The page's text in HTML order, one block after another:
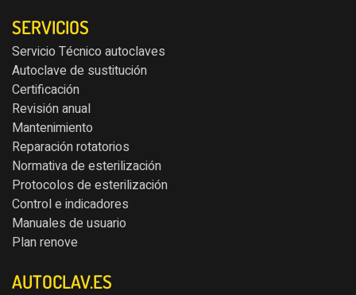
SERVICIOS
Servicio Técnico autoclaves
Autoclave de sustitución
Certificación
Revisión anual
Mantenimiento
Reparación rotatorios
Normativa de esterilización
Protocolos de esterilización
Control e indicadores
Manuales de usuario
Plan renove
AUTOCLAV.ES